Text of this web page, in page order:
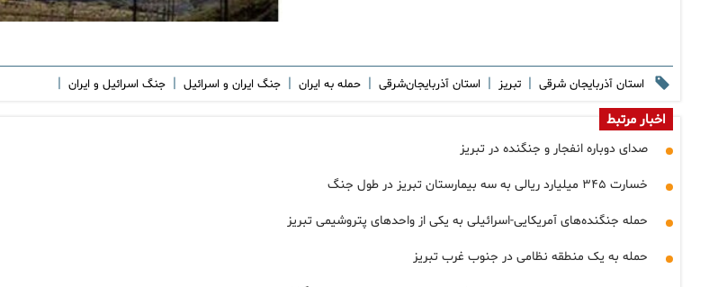
استان آذربایجان شرقی | تبریز | استان آذربایجان‌شرقی | حمله به ایران | جنگ ایران و اسرائیل | جنگ اسرائیل و ایران |
اخبار مرتبط
صدای دوباره انفجار و جنگنده در تبریز
خسارت ۳۴۵ میلیارد ریالی به سه بیمارستان تبریز در طول جنگ
حمله جنگنده‌های آمریکایی-اسرائیلی به یکی از واحدهای پتروشیمی تبریز
حمله به یک منطقه نظامی در جنوب غرب تبریز